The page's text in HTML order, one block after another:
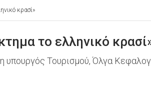
κρασί»
το ελληνικό
υπουργός Τουρισμού, Όλγα